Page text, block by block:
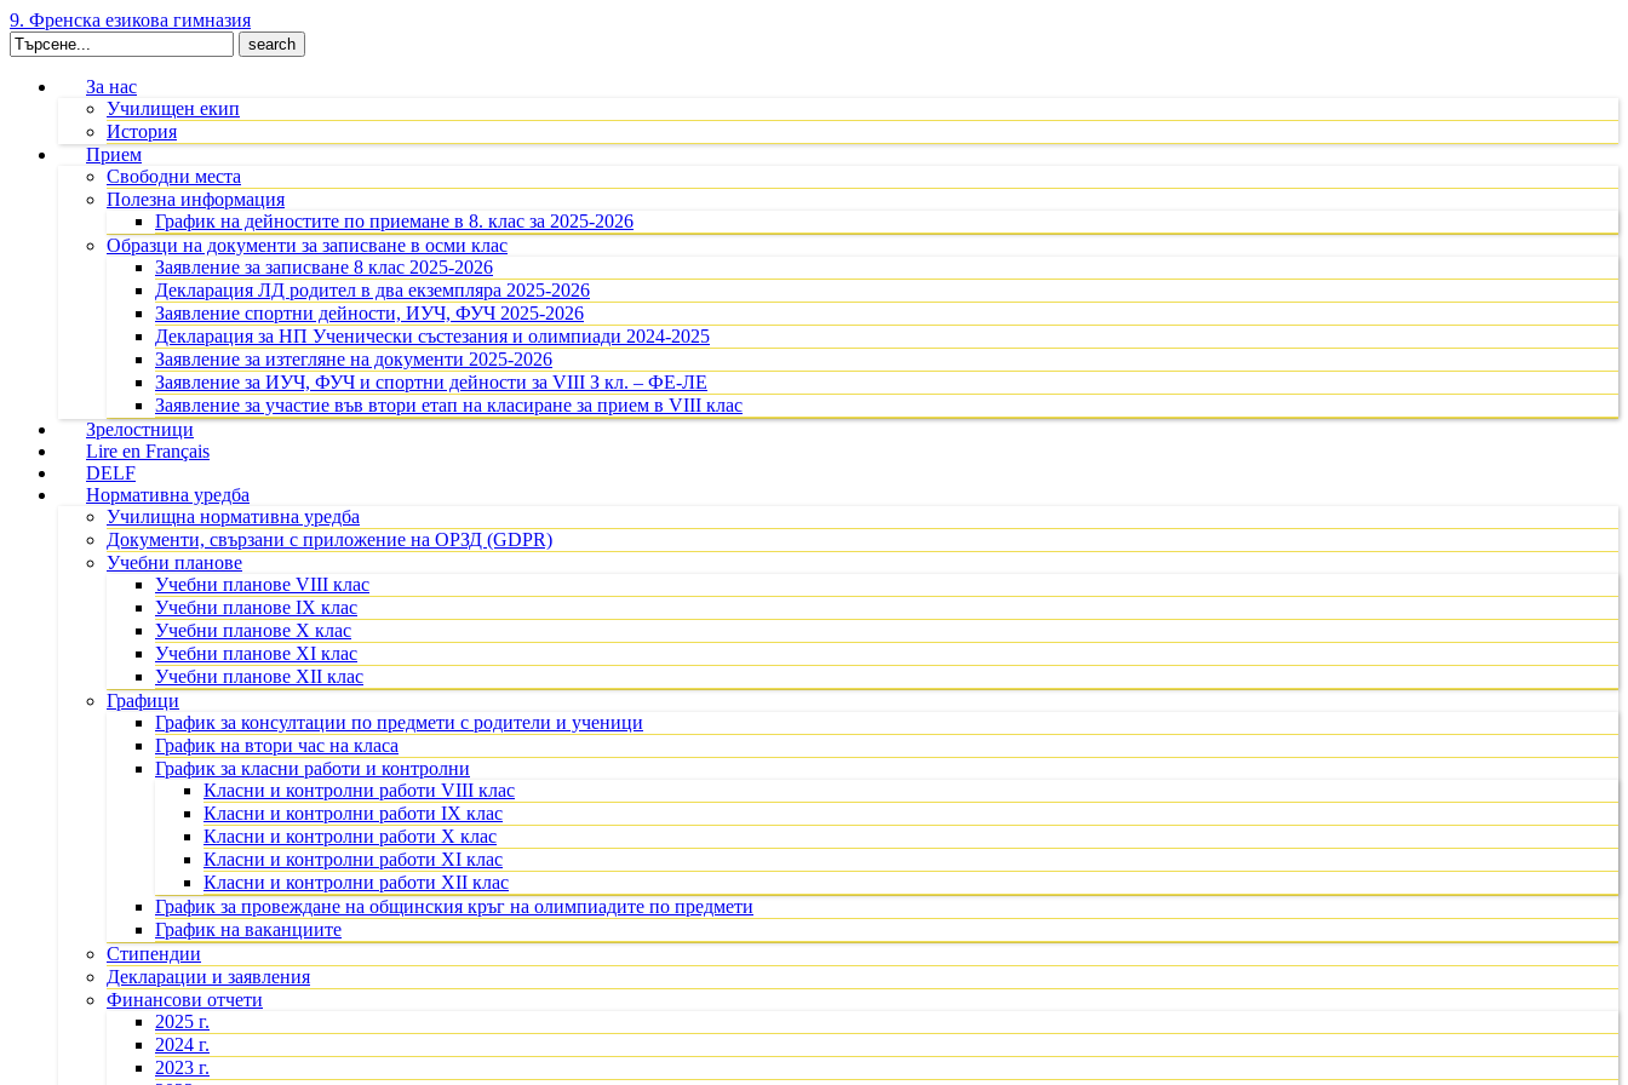
9. Френска езикова гимназия
Search
for:
За нас
Училищен екип
История
Прием
Свободни места
Полезна информация
График на дейностите по приемане в 8. клас за 2025-2026
Образци на документи за записване в осми клас
Заявление за записване 8 клас 2025-2026
Декларация ЛД родител в два екземпляра 2025-2026
Заявление спортни дейности, ИУЧ, ФУЧ 2025-2026
Декларация за НП Ученически състезания и олимпиади 2024-2025
Заявление за изтегляне на документи 2025-2026
Заявление за ИУЧ, ФУЧ и спортни дейности за VIII З кл. – ФЕ-ЛЕ
Заявление за участие във втори етап на класиране за прием в VIII клас
Зрелостници
Lire en Français
DELF
Нормативна уредба
Училищна нормативна уредба
Документи, свързани с приложение на ОРЗД (GDPR)
Учебни планове
Учебни планове VIII клас
Учебни планове IX клас
Учебни планове X клас
Учебни планове XI клас
Учебни планове XII клас
Графици
График за консултации по предмети с родители и ученици
График на втори час на класа
График за класни работи и контролни
Класни и контролни работи VIII клас
Класни и контролни работи IX клас
Класни и контролни работи X клас
Класни и контролни работи XI клас
Класни и контролни работи XII клас
График за провеждане на общинския кръг на олимпиадите по предмети
График на ваканциите
Стипендии
Декларации и заявления
Финансови отчети
2025 г.
2024 г.
2023 г.